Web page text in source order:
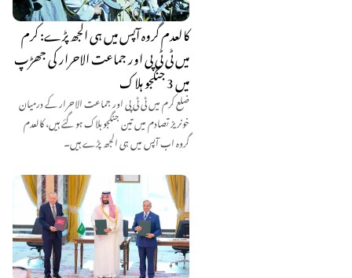
کالعدم گروہ آپس میں ہی الجھ پڑے: کرم
میں ٹی ٹی پی اور جماعت الاحرار کی جھڑپ
میں 3 جنگجو ہلاک
ضلع کرم میں ٹی ٹی پی اور جماعت الاحرار کے درمیان
خونریز تصادم میں تین جنگجو ہلاک ہو گئے ہیں، کالعدم
گروہ اب آپس میں ہی الجھ پڑے ہیں۔